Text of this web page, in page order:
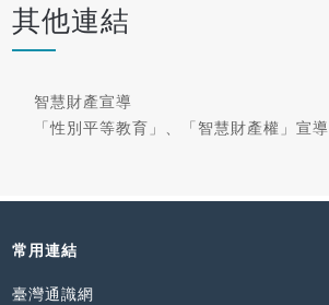
其他連結
智慧財產宣導
「性別平等教育」、「智慧財產權」宣導
常用連結
臺灣通識網